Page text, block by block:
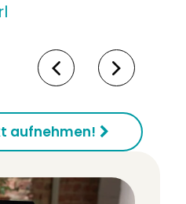
aufnehmen!